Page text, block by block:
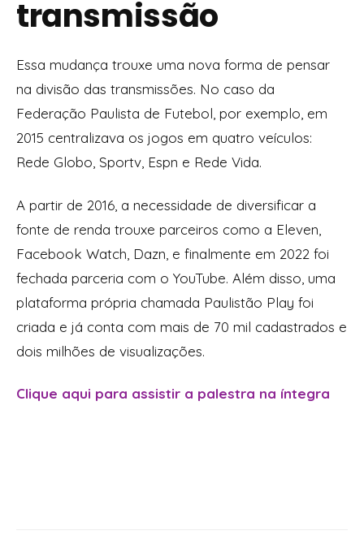
transmissão
Essa mudança trouxe uma nova forma de pensar
na divisão das transmissões. No caso da
Federação Paulista de Futebol, por exemplo, em
2015 centralizava os jogos em quatro veículos:
Rede Globo, Sportv, Espn e Rede Vida.
A partir de 2016, a necessidade de diversificar a
fonte de renda trouxe parceiros como a Eleven,
Facebook Watch, Dazn, e finalmente em 2022 foi
fechada parceria com o YouTube. Além disso, uma
plataforma própria chamada Paulistão Play foi
criada e já conta com mais de 70 mil cadastrados e
dois milhões de visualizações.
Clique aqui para assistir a palestra na íntegra